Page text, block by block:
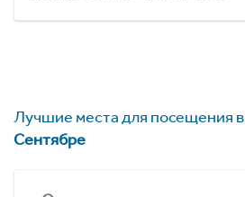
Лучшие места для посещения в
Сентябре